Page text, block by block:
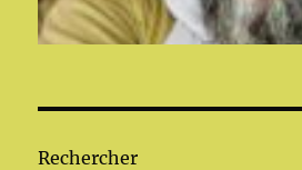
Rechercher